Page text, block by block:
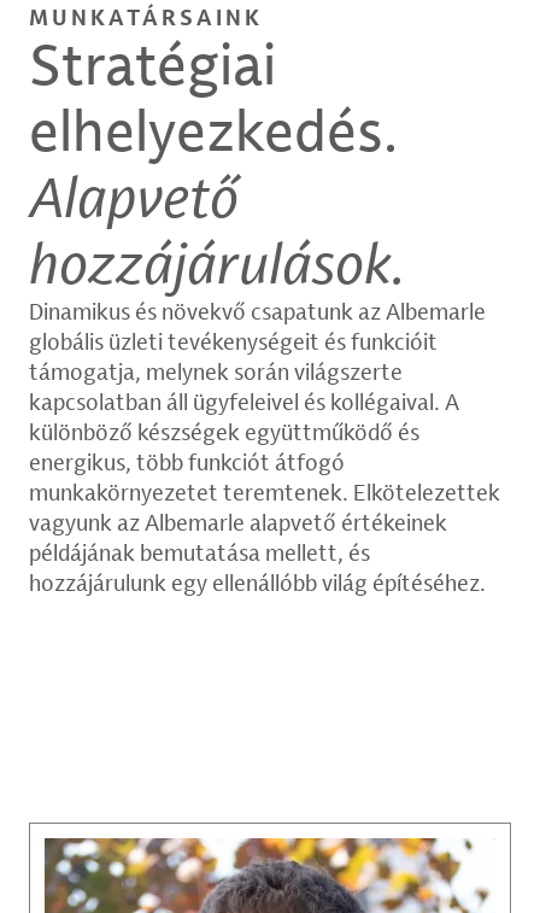
MUNKATÁRSAINK
Stratégiai
elhelyezkedés.
Alapvető
hozzájárulások.
Dinamikus és növekvő csapatunk az Albemarle
globális üzleti tevékenységeit és funkcióit
támogatja, melynek során világszerte
kapcsolatban áll ügyfeleivel és kollégaival. A
különböző készségek együttműködő és
energikus, több funkciót átfogó
munkakörnyezetet teremtenek. Elkötelezettek
vagyunk az Albemarle alapvető értékeinek
példájának bemutatása mellett, és
hozzájárulunk egy ellenállóbb világ építéséhez.